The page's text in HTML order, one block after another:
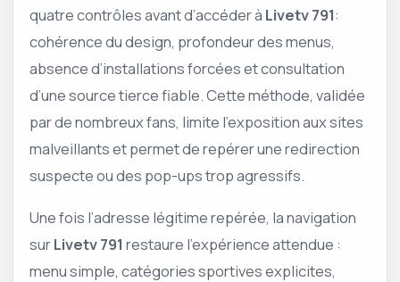
quatre contrôles avant d’accéder à Livetv 791:
cohérence du design, profondeur des menus,
absence d’installations forcées et consultation
d’une source tierce fiable. Cette méthode, validée
par de nombreux fans, limite l’exposition aux sites
malveillants et permet de repérer une redirection
suspecte ou des pop-ups trop agressifs.
Une fois l’adresse légitime repérée, la navigation
surLivetv 791 restaure l’expérience attendue :
menu simple, catégories sportives explicites,